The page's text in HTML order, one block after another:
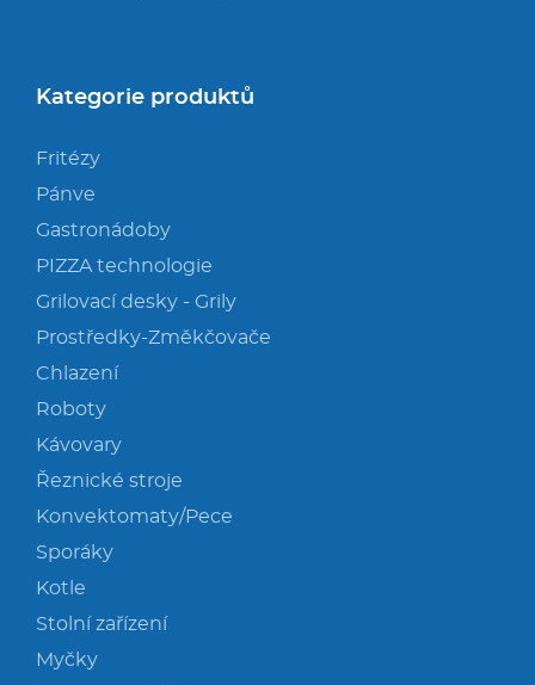
Kategorie produktů
Fritézy
Pánve
Gastronádoby
PIZZA technologie
Grilovací desky - Grily
Prostředky-Změkčovače
Chlazení
Roboty
Kávovary
Řeznické stroje
Konvektomaty/Pece
Sporáky
Kotle
Stolní zařízení
Myčky